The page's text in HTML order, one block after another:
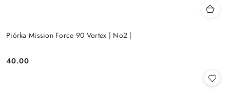
Piórka Mission Force 90 Vortex | No2 |
Cena:
40.00